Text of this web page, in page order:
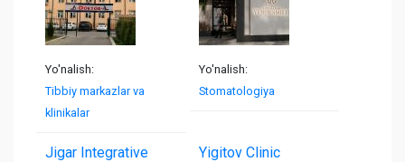
Yo'nalish:
Tibbiy markazlar va
klinikalar
Yo'nalish:
Stomatologiya
Jigar Integrative Yigitov Clinic